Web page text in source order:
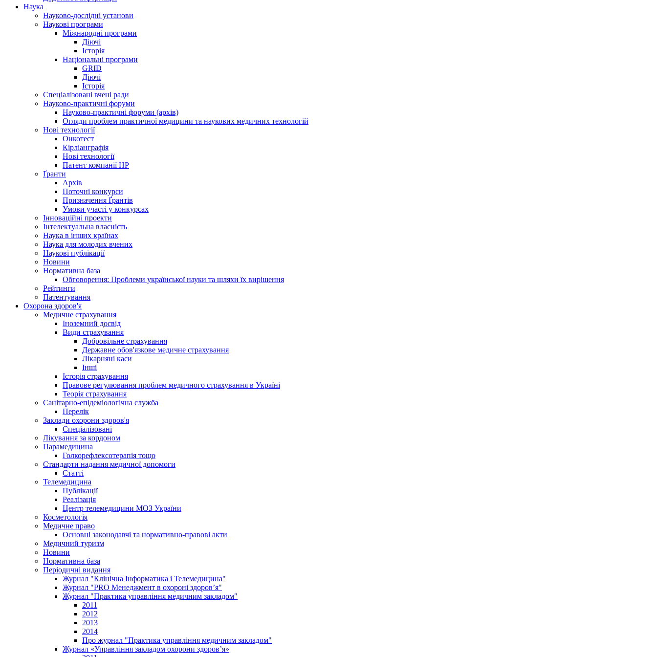
Наука
Науково-дослідні установи
Наукові програми
Міжнародні програми
Діючі
Історія
Національні програми
GRID
Діючі
Історія
Спеціалізовані вчені ради
Науково-практичні форуми
Науково-практичні форуми (архів)
Огляди проблем практичної медицини та наукових медичних технологій
Нові технології
Онкотест
Кірліанграфія
Нові технології
Патент компанії HP
Ґранти
Архів
Поточні конкурси
Призначення Ґрантів
Умови участі у конкурсах
Інноваційні проекти
Інтелектуальна власність
Наука в інших країнах
Наука для молодих вчених
Наукові публікації
Новини
Нормативна база
Обговорення: Проблеми української науки та шляхи їх вирішення
Рейтинги
Патентування
Охорона здоров'я
Медичне страхування
Іноземний досвід
Види страхування
Добровільне страхування
Державне обов'язкове медичне страхування
Лікарняні каси
Інші
Історія страхування
Правове регулювання проблем медичного страхування в Україні
Теорія страхування
Санітарно-епідеміологічна служба
Перелік
Заклади охорони здоров'я
Спеціалізовані
Лікування за кордоном
Парамедицина
Голкорефлексотерапія тощо
Стандарти надання медичної допомоги
Статті
Телемедицина
Публікації
Реалізація
Центр телемедицини МОЗ України
Косметологія
Медичне право
Основні законодавчі та нормативно-правові акти
Медичний туризм
Новини
Нормативна база
Періодичні видання
Журнал "Клінічна Інформатика і Телемедицина"
Журнал "PRO Менеджмент в охороні здоров’я"
Журнал "Практика управління медичним закладом"
2011
2012
2013
2014
Про журнал "Практика управління медичним закладом"
Журнал «Управління закладом охорони здоров’я»